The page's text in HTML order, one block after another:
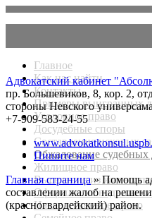
Главное
Как нас найти
Контакты
Примеры выигранных
Уголовное право
Досудебные споры
Составление исковых
Обжалование судебных
Жилищное право
Выселение из жилых
Оформление
Наследственное право
Адвокатский кабинет
пр. Большевиков, 8, кор. 2,
стороны Невского
+7-909-583-24-55
Пишите нам
Главная страница» Помощь
составлении жалоб на
(красногвардейский) район.